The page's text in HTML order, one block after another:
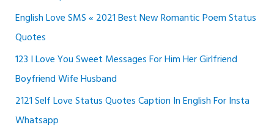
English Love SMS « 2021 Best New Romantic Poem Status
Quotes
123 I Love You Sweet Messages For Him Her Girlfriend
Boyfriend Wife Husband
2121 Self Love Status Quotes Caption In English For Insta
Whatsapp